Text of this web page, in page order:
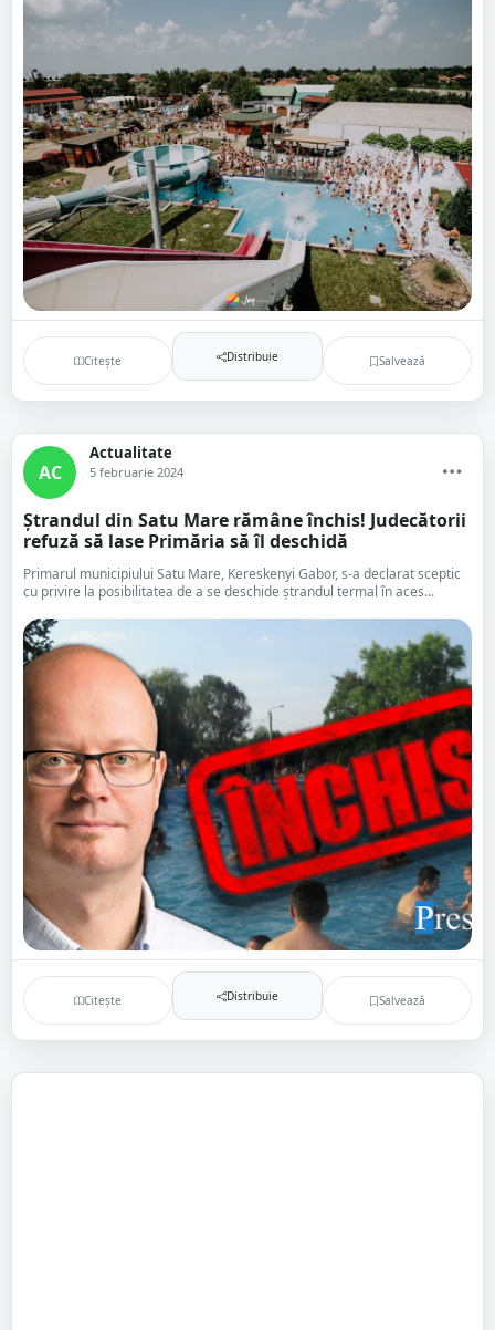
Citește Distribuie Salvează
AC
Actualitate
5 februarie 2024
Ștrandul din Satu Mare rămâne închis! Judecătorii
refuză să lase Primăria să îl deschidă
Primarul municipiului Satu Mare, Kereskenyi Gabor, s-a declarat sceptic
cu privire la posibilitatea de a se deschide ștrandul termal în aces...
Citește Distribuie Salvează